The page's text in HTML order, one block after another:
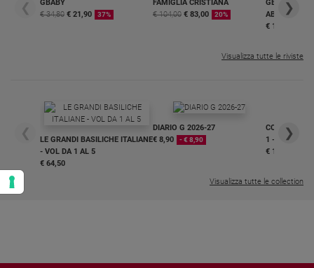
❮
GBABY
€ 34,80 € 21,90 37%
FAMIGLIA CRISTIANA
€ 104,00 € 83,00 20%
GBABY
€ 16,99
❯
Visualizza tutte le riviste
❮
LE GRANDI BASILICHE ITALIANE
- VOL DA 1 AL 5
€ 64,50
DIARIO G 2026-27
€ 8,90
- € 8,90
COLLANA
1 - 2
€ 18,50
❯
Visualizza tutte le collection